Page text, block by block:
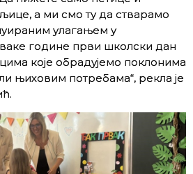
а ми смо ту да стварамо
улагањем у
године први школски дан
које обрадујемо поклонима
њиховим потребама“, рекла је